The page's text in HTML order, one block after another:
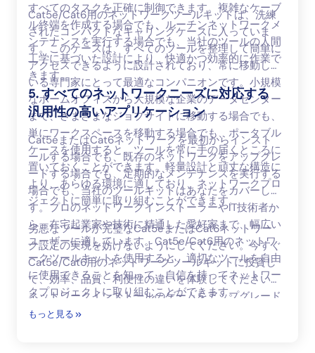
すべてのタスクを正確に制御できます。複雑なケーブ
ル終端を作成する場合でも、ルーチンネットワークメ
ンテナンスを実行する場合でも、当社のツールの人間
工学に基づいた設計により、快適かつ効率的に作業で
きます。
Cat5e/Cat6用のネットワークツールキットは、洗練
されたコンパクトなキャリングケースに入っていま
す。このケースは、すべてのツールを整理して簡単に
アクセスできるように設計されており、常に移動して
いる専門家にとって最適なコンパニオンです。小規模
なホームオフィスから大規模な企業のデータセンター
まで、さまざまなジョブサイトに移動する場合でも、
単にワークスペースを移動する場合でも、ポータブル
ケースを使用すると、ツールを常に手の届くところに
置いておくことができます。軽量設計と頑丈な構造に
より、あらゆる環境に適しており、ネットワークプロ
ジェクトに簡単に取り組むことができます。
5. すべてのネットワークニーズに対応する
汎用性の高いアプリケーション
Cat5eまたはCat6ネットワークを最初からインスト
ールする場合でも、既存のネットワークをアップグレ
ードする場合でも、定期的なメンテナンスを実行する
場合でも、当社のツールキットはあなたをカバーしま
す。プロのネットワークインストーラーやIT技術者か
ら、在宅起業家や技術に精通した愛好家まで、幅広い
ユーザーに適しています。Cat5e/Cat6用のネットワ
ークツールキットを使用すると、適切なツールを自由
に使用できることを知って、自信を持ってネットワー
クプロジェクトに取り組むことができます。
劣悪なツールが完璧なCat5eまたはCat6ネットワー
ク設定の実現を妨げないようにしてください。今すぐ
Cat5e/Cat6用のネットワークツールキットに投資し
て、効率、品質、利便性の違いを体験してください。
ネットワークインストールのゲームをアップグレード
し、高速ネットワーク接続が長持ちするように構築さ
もっと見る